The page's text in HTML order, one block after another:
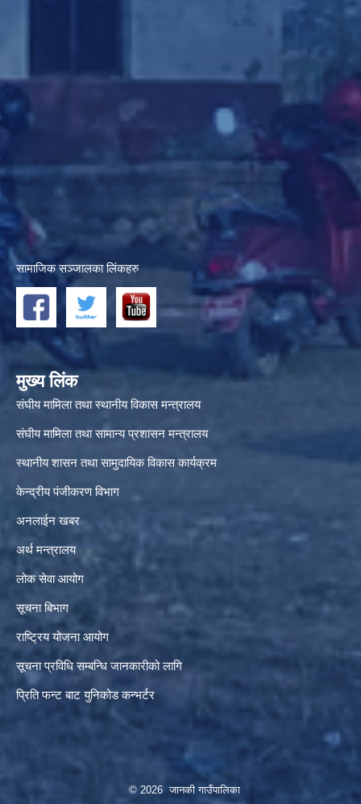
सामाजिक सञ्जालका लिंकहरु
मुख्य लिंक
संघीय मामिला तथा स्थानीय विकास मन्त्रालय
संघीय मामिला तथा सामान्य प्रशासन मन्त्रालय
स्थानीय शासन तथा सामुदायिक विकास कार्यक्रम
केन्द्रीय पंजीकरण विभाग
अनलाईन खबर
अर्थ मन्त्रालय
लोक सेवा आयोग
सूचना बिभाग
राष्ट्रिय योजना आयोग
सूचना प्रविधि सम्बन्धि जानकारीको लागि
प्रिति फन्ट बाट युनिकोड कन्भर्टर
© 2026 जानकी गाउँपालिका